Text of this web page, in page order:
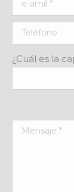
¿Cuál es la